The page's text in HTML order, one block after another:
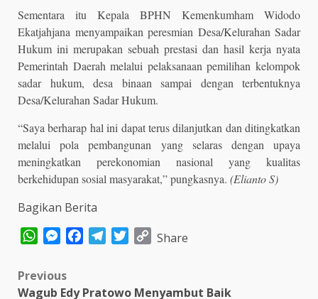
Sementara itu Kepala BPHN Kemenkumham Widodo
Ekatjahjana menyampaikan peresmian Desa/Kelurahan Sadar
Hukum ini merupakan sebuah prestasi dan hasil kerja nyata
Pemerintah Daerah melalui pelaksanaan pemilihan kelompok
sadar hukum, desa binaan sampai dengan terbentuknya
Desa/Kelurahan Sadar Hukum.
“Saya berharap hal ini dapat terus dilanjutkan dan ditingkatkan
melalui pola pembangunan yang selaras dengan upaya
meningkatkan perekonomian nasional yang kualitas
berkehidupan sosial masyarakat,” pungkasnya. (Elianto S)
Bagikan Berita
WhatsAppMessenger
FacebookTelegram
TwitterCopy
Share
Post
Previous
Wagub Edy Pratowo Menyambut Baik